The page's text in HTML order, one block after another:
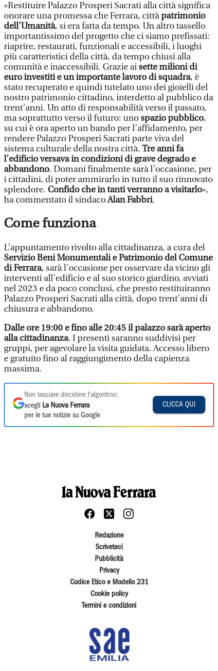
«Restituire Palazzo Prosperi Sacrati alla città significa
onorare una promessa che Ferrara, cittàpatrimonio
dell’Umanità, si era fatta da tempo. Un altro tassello
importantissimo del progetto che ci siamo prefissati:
riaprire, restaurati, funzionali e accessibili, i luoghi
più caratteristici della città, da tempo chiusi alla
comunità e inaccessibili. Grazie aisette milioni di
euro investiti e un importante lavoro di squadra, è
stato recuperato e quindi tutelato uno dei gioielli del
nostro patrimonio cittadino, interdetto al pubblico da
trent’anni. Un atto di responsabilità verso il passato,
ma soprattutto verso il futuro: unospazio pubblico,
su cui è ora aperto un bando per l’affidamento, per
rendere Palazzo Prosperi Sacrati parte viva del
sistema culturale della nostra città. Tre anni fa
l’edificio versava in condizioni di grave degrado e
abbandono. Domani finalmente sarà l’occasione, per
i cittadini, di poter ammirarlo in tutto il suo rinnovato
splendore. Confido che in tanti verranno a visitarlo»,
ha commentato il sindacoAlan Fabbri.
Come funziona
L’appuntamento rivolto alla cittadinanza, a cura del
Servizio Beni Monumentali e Patrimonio del Comune
di Ferrara, sarà l’occasione per osservare da vicino gli
interventi all’edificio e al suo storico giardino, avviati
nel 2023 e da poco conclusi, che presto restituiranno
Palazzo Prosperi Sacrati alla città, dopo trent’anni di
chiusura e abbandono.
Dalle ore 19:00 e fino alle 20:45 il palazzo sarà aperto
alla cittadinanza. I presenti saranno suddivisi per
gruppi, per agevolare la visita guidata. Accesso libero
e gratuito fino al raggiungimento della capienza
massima.
Non lasciare decidere l'algoritmo:
scegli La Nuova Ferrara
per le tue notizie su Google
CLICCA QUI
Redazione
Scriveteci
Pubblicità
Privacy
Codice Etico e Modello 231
Cookie policy
Termini e condizioni